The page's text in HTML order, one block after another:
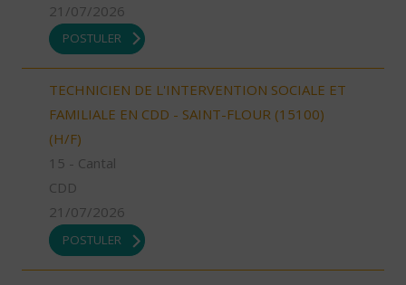
21/07/2026
POSTULER
TECHNICIEN DE L'INTERVENTION SOCIALE ET
FAMILIALE EN CDD - SAINT-FLOUR (15100)
(H/F)
15 - Cantal
CDD
21/07/2026
POSTULER